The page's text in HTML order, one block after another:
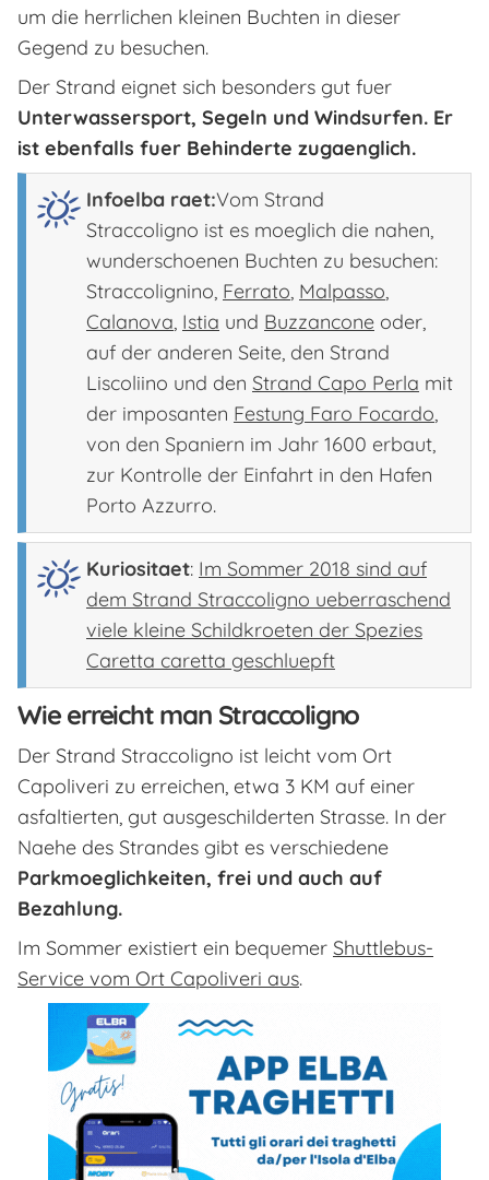
um die herrlichen kleinen Buchten in dieser
Gegend zu besuchen.
Der Strand eignet sich besonders gut fuer
Unterwassersport, Segeln und Windsurfen. Er
ist ebenfalls fuer Behinderte zugaenglich.
Infoelba raet:Vom Strand
Straccoligno ist es moeglich die nahen,
wunderschoenen Buchten zu besuchen:
Straccolignino, Ferrato, Malpasso,
Calanova, Istia und Buzzancone oder,
auf der anderen Seite, den Strand
Liscoliino und den Strand Capo Perla mit
der imposanten Festung Faro Focardo,
von den Spaniern im Jahr 1600 erbaut,
zur Kontrolle der Einfahrt in den Hafen
Porto Azzurro.
Kuriositaet: Im Sommer 2018 sind auf
dem Strand Straccoligno ueberraschend
viele kleine Schildkroeten der Spezies
Caretta caretta geschluepft
Wie erreicht man Straccoligno
Der Strand Straccoligno ist leicht vom Ort
Capoliveri zu erreichen, etwa 3 KM auf einer
asfaltierten, gut ausgeschilderten Strasse. In der
Naehe des Strandes gibt es verschiedene
Parkmoeglichkeiten, frei und auch auf
Bezahlung.
Im Sommer existiert ein bequemer Shuttlebus-
Service vom Ort Capoliveri aus.